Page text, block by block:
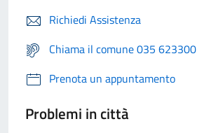
Richiedi Assistenza
Chiama il comune 035 623300
Prenota un appuntamento
Problemi in città